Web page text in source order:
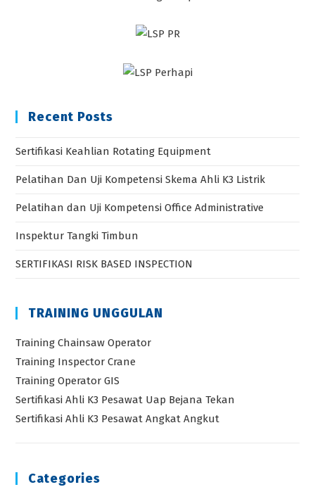
Recent Posts
Sertifikasi Keahlian Rotating Equipment
Pelatihan Dan Uji Kompetensi Skema Ahli K3 Listrik
Pelatihan dan Uji Kompetensi Office Administrative
Inspektur Tangki Timbun
SERTIFIKASI RISK BASED INSPECTION
TRAINING UNGGULAN
Training Chainsaw Operator
Training Inspector Crane
Training Operator GIS
Sertifikasi Ahli K3 Pesawat Uap Bejana Tekan
Sertifikasi Ahli K3 Pesawat Angkat Angkut
Categories